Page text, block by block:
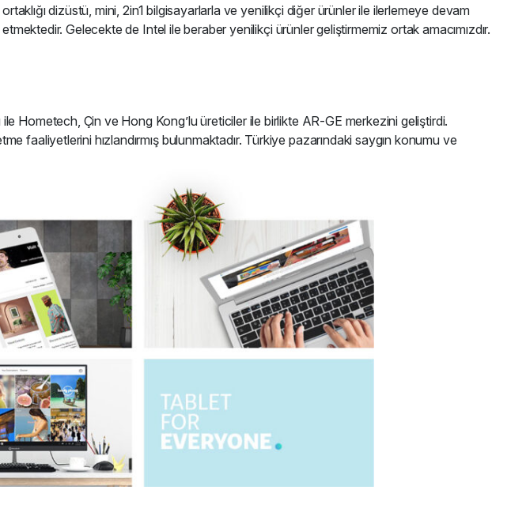
ortaklığı dizüstü, mini, 2in1 bilgisayarlarla ve yenilikçi diğer ürünler ile ilerlemeye devam
etmektedir. Gelecekte de Intel ile beraber yenilikçi ürünler geliştirmemiz ortak amacımızdır.
Hometech, Çin ve Hong Kong’lu üreticiler ile birlikte AR-GE merkezini geliştirdi.
faaliyetlerini hızlandırmış bulunmaktadır. Türkiye pazarındaki saygın konumu ve